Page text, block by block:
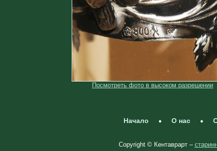
Посмотреть фото в высоком разрешении
Начало О нас
Copyright © Кентаврарт –